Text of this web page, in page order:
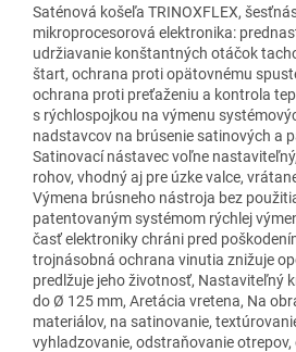
Saténová košeľa TRINOXFLEX,
mikroprocesorová elektronika:
udržiavanie konštantných otáčok
štart, ochrana proti opätovnému
ochrana proti preťaženiu a kontrola
s rýchlospojkou na výmenu
nadstavcov na brúsenie satinových a
Satinovací nástavec voľne
rohov, vhodný aj pre úzke valce,
Výmena brúsneho nástroja bez
patentovaným systémom rýchlej
časť elektroniky chráni pred
trojnásobná ochrana vinutia znižuje
predlžuje jeho životnosť, Nastaviteľný
do Ø 125 mm, Aretácia vretena, Na
materiálov, na satinovanie,
vyhladzovanie, odstraňovanie